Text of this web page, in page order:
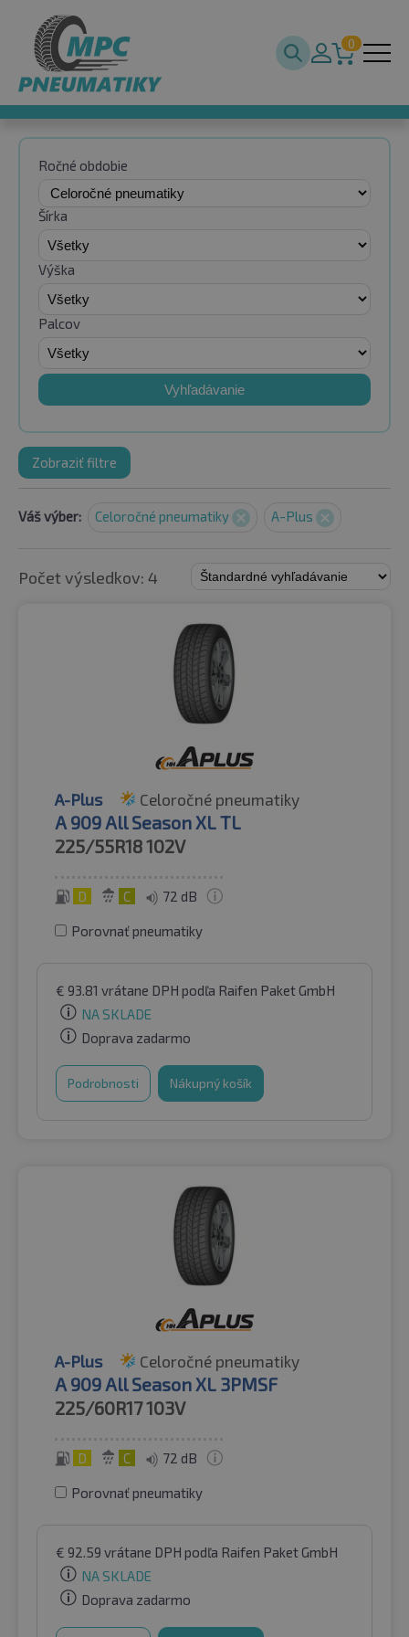
0
Ročné obdobie
Šírka
Výška
Palcov
Vyhľadávanie
Zobraziť filtre
Váš výber: Celoročné pneumatiky A-Plus
Počet výsledkov: 4
A-Plus Celoročné pneumatiky
A 909 All Season XL TL
225/55R18102V
D C 72 dB
Porovnať pneumatiky
€ 93.81 vrátane DPH podľa Raifen Paket GmbH
NA SKLADE
Doprava zadarmo
Podrobnosti Nákupný košík
A-Plus Celoročné pneumatiky
A 909 All Season XL 3PMSF
225/60R17103V
D C 72 dB
Porovnať pneumatiky
€ 92.59 vrátane DPH podľa Raifen Paket GmbH
NA SKLADE
Doprava zadarmo